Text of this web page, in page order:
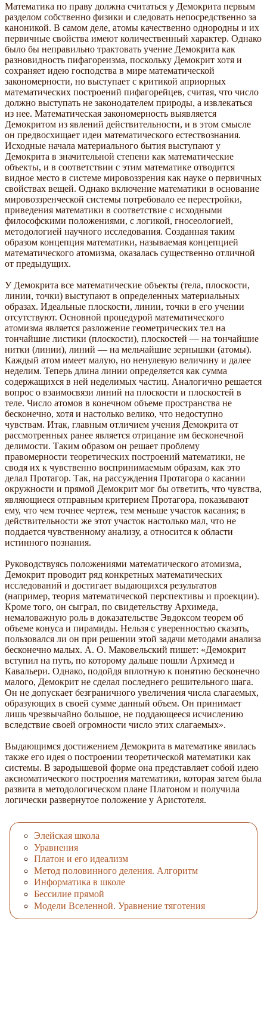
Математика по праву должна считаться у Демокрита первым
разделом собственно физики и следовать непосредственно за
каноникой. В самом деле, атомы качественно однородны и их
первичные свойства имеют количественный характер. Однако
было бы неправильно трактовать учение Демокрита как
разновидность пифагореизма, поскольку Демокрит хотя и
сохраняет идею господства в мире математической
закономерности, но выступает с критикой априорных
математических построений пифагорейцев, считая, что число
должно выступать не законодателем природы, а извлекаться
из нее. Математическая закономерность выявляется
Демокритом из явлений действительности, и в этом смысле
он предвосхищает идеи математического естествознания.
Исходные начала материального бытия выступают у
Демокрита в значительной степени как математические
объекты, и в соответствии с этим математике отводится
видное место в системе мировоззрения как науке о первичных
свойствах вещей. Однако включение математики в основание
мировоззренческой системы потребовало ее перестройки,
приведения математики в соответствие с исходными
философскими положениями, с логикой, гносеологией,
методологией научного исследования. Созданная таким
образом концепция математики, называемая концепцией
математического атомизма, оказалась существенно отличной
от предыдущих.
У Демокрита все математические объекты (тела, плоскости,
линии, точки) выступают в определенных материальных
образах. Идеальные плоскости, линии, точки в его учении
отсутствуют. Основной процедурой математического
атомизма является разложение геометрических тел на
тончайшие листики (плоскости), плоскостей — на тончайшие
нитки (линии), линий — на мельчайшие зернышки (атомы).
Каждый атом имеет малую, но ненулевую величину и далее
неделим. Теперь длина линии определяется как сумма
содержащихся в ней неделимых частиц. Аналогично решается
вопрос о взаимосвязи линий на плоскости и плоскостей в
теле. Число атомов в конечном объеме пространства не
бесконечно, хотя и настолько велико, что недоступно
чувствам. Итак, главным отличием учения Демокрита от
рассмотренных ранее является отрицание им бесконечной
делимости. Таким образом он решает проблему
правомерности теоретических построений математики, не
сводя их к чувственно воспринимаемым образам, как это
делал Протагор. Так, на рассуждения Протагора о касании
окружности и прямой Демокрит мог бы ответить, что чувства,
являющиеся отправным критерием Протагора, показывают
ему, что чем точнее чертеж, тем меньше участок касания; в
действительности же этот участок настолько мал, что не
поддается чувственному анализу, а относится к области
истинного познания.
Руководствуясь положениями математического атомизма,
Демокрит проводит ряд конкретных математических
исследований и достигает выдающихся результатов
(например, теория математической перспективы и проекции).
Кроме того, он сыграл, по свидетельству Архимеда,
немаловажную роль в доказательстве Эвдоксом теорем об
объеме конуса и пирамиды. Нельзя с уверенностью сказать,
пользовался ли он при решении этой задачи методами анализа
бесконечно малых. А. О. Маковельский пишет: «Демокрит
вступил на путь, по которому дальше пошли Архимед и
Кавальери. Однако, подойдя вплотную к понятию бесконечно
малого, Демокрит не сделал последнего решительного шага.
Он не допускает безграничного увеличения числа слагаемых,
образующих в своей сумме данный объем. Он принимает
лишь чрезвычайно большое, не поддающееся исчислению
вследствие своей огромности число этих слагаемых».
Выдающимся достижением Демокрита в математике явилась
также его идея о построении теоретической математики как
системы. В зародышевой форме она представляет собой идею
аксиоматического построения математики, которая затем была
развита в методологическом плане Платоном и получила
логически развернутое положение у Аристотеля.
Элейская школа
Уравнения
Платон и его идеализм
Метод половинного деления. Алгоритм
Информатика в школе
Бессилие прямой
Модели Вселенной. Уравнение тяготения